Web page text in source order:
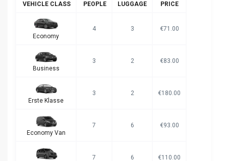
VEHICLE CLASS PEOPLE LUGGAGE PRICE
Economy
4 3 €71.00
Business
3 2 €83.00
Erste Klasse
3 2 €180.00
Economy Van
7 6 €93.00
7 6 €110.00